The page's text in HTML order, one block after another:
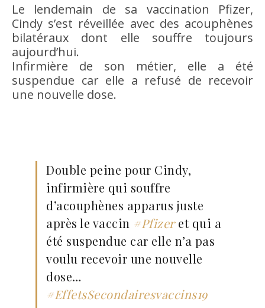
Le lendemain de sa vaccination Pfizer,
Cindy s’est réveillée avec des acouphènes
bilatéraux dont elle souffre toujours
aujourd’hui.
Infirmière de son métier, elle a été
suspendue car elle a refusé de recevoir
une nouvelle dose.
Double peine pour Cindy,
infirmière qui souffre
d’acouphènes apparus juste
après le vaccin #Pfizeret qui a
été suspendue car elle n’a pas
voulu recevoir une nouvelle
dose…
#EffetsSecondairesvaccins19